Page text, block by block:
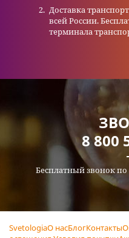
Доставка
всей России.
терминала
8 800
Бесплатный звонок по
SvetologiaО насБлогКонтакты